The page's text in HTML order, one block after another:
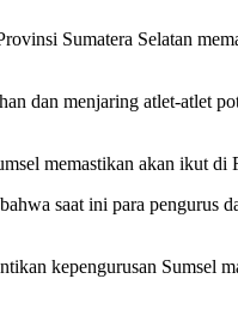
Sumatera Selatan
dan menjaring atlet-atlet
memastikan akan ikut
saat ini para
kepengurusan Sumsel